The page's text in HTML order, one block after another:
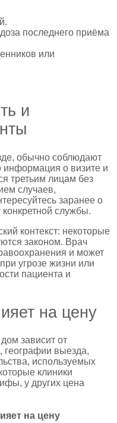
последнего приёма
или
и
обычно соблюдают
информация о визите и
третьим лицам без
случаев,
заранее о
службы.
контекст: некоторые
законом. Врач
и может
угрозе жизни или
пациента и
на цену
зависит от
географии выезда,
используемых
клиники
у других цена
на цену